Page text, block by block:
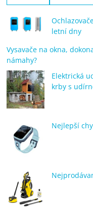
letní dny
Vysavače na okna,
námahy?
Elektrická
krby s
Nejlepší